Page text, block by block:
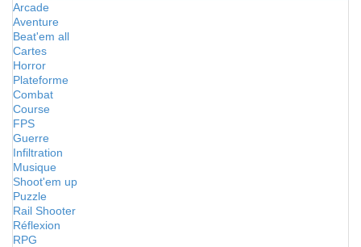
Arcade
Aventure
Beat'em all
Cartes
Horror
Plateforme
Combat
Course
FPS
Guerre
Infiltration
Musique
Shoot'em up
Puzzle
Rail Shooter
Réflexion
RPG